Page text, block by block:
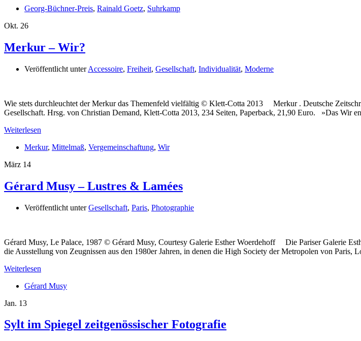
Georg-Büchner-Preis, Rainald Goetz, Suhrkamp
Okt. 26
Merkur – Wir?
Veröffentlicht unterAccessoire, Freiheit, Gesellschaft, Individualität, Moderne
Wie stets durchleuchtet der Merkur das Themenfeld vielfältig © Klett-Cotta 2013 Merkur . Deutsche
Gesellschaft. Hrsg. von Christian Demand, Klett-Cotta 2013, 234 Seiten, Paperback, 21,90 Euro. »Das Wir
Weiterlesen
Merkur, Mittelmaß, Vergemeinschaftung, Wir
März 14
Gérard Musy – Lustres & Lamées
Veröffentlicht unterGesellschaft, Paris, Photographie
Gérard Musy, Le Palace, 1987 © Gérard Musy, Courtesy Galerie Esther Woerdehoff Die Pariser Galerie
die Ausstellung von Zeugnissen aus den 1980er Jahren, in denen die High Society der Metropolen von
Weiterlesen
Gérard Musy
Jan. 13
Sylt im Spiegel zeitgenössischer Fotografie